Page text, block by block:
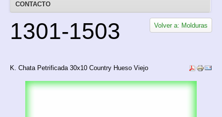
CONTACTO
Volver a: Molduras
1301-1503
K. Chata Petrificada 30x10 Country Hueso Viejo